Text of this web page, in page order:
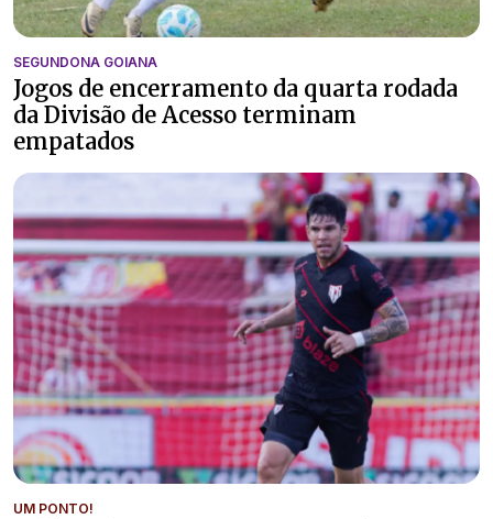
SEGUNDONA GOIANA
Jogos de encerramento da quarta rodada
da Divisão de Acesso terminam
empatados
UM PONTO!